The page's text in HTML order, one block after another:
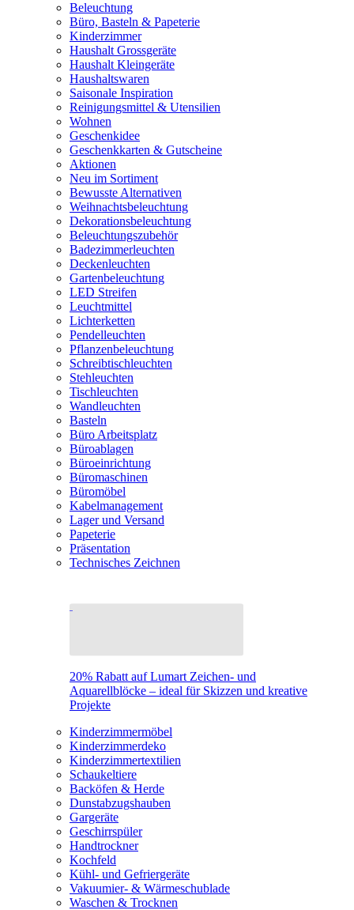
Beleuchtung
Büro, Basteln & Papeterie
Kinderzimmer
Haushalt Grossgeräte
Haushalt Kleingeräte
Haushaltswaren
Saisonale Inspiration
Reinigungsmittel & Utensilien
Wohnen
Geschenkidee
Geschenkkarten & Gutscheine
Aktionen
Neu im Sortiment
Bewusste Alternativen
Weihnachtsbeleuchtung
Dekorationsbeleuchtung
Beleuchtungszubehör
Badezimmerleuchten
Deckenleuchten
Gartenbeleuchtung
LED Streifen
Leuchtmittel
Lichterketten
Pendelleuchten
Pflanzenbeleuchtung
Schreibtischleuchten
Stehleuchten
Tischleuchten
Wandleuchten
Basteln
Büro Arbeitsplatz
Büroablagen
Büroeinrichtung
Büromaschinen
Büromöbel
Kabelmanagement
Lager und Versand
Papeterie
Präsentation
Technisches Zeichnen
20% Rabatt auf Lumart Zeichen- und
Aquarellblöcke – ideal für Skizzen und kreative
Projekte
Kinderzimmermöbel
Kinderzimmerdeko
Kinderzimmertextilien
Schaukeltiere
Backöfen & Herde
Dunstabzugshauben
Gargeräte
Geschirrspüler
Handtrockner
Kochfeld
Kühl- und Gefriergeräte
Vakuumier- & Wärmeschublade
Waschen & Trocknen